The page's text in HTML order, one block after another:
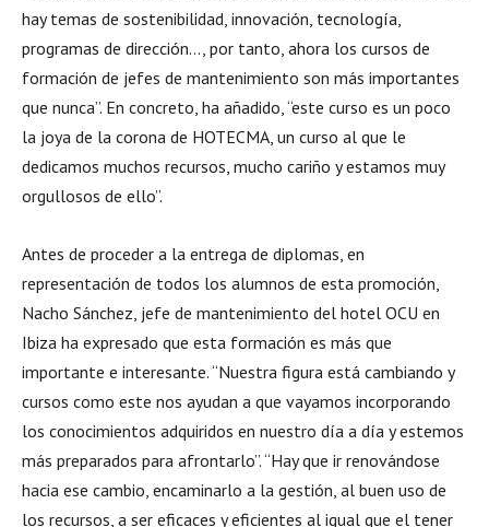
hay temas de sostenibilidad, innovación, tecnología,
programas de dirección…, por tanto, ahora los cursos de
formación de jefes de mantenimiento son más importantes
que nunca”. En concreto, ha añadido, “este curso es un poco
la joya de la corona de HOTECMA, un curso al que le
dedicamos muchos recursos, mucho cariño y estamos muy
orgullosos de ello”.
Antes de proceder a la entrega de diplomas, en
representación de todos los alumnos de esta promoción,
Nacho Sánchez, jefe de mantenimiento del hotel OCU en
Ibiza ha expresado que esta formación es más que
importante e interesante. “Nuestra figura está cambiando y
cursos como este nos ayudan a que vayamos incorporando
los conocimientos adquiridos en nuestro día a día y estemos
más preparados para afrontarlo”. “Hay que ir renovándose
hacia ese cambio, encaminarlo a la gestión, al buen uso de
los recursos, a ser eficaces y eficientes al igual que el tener